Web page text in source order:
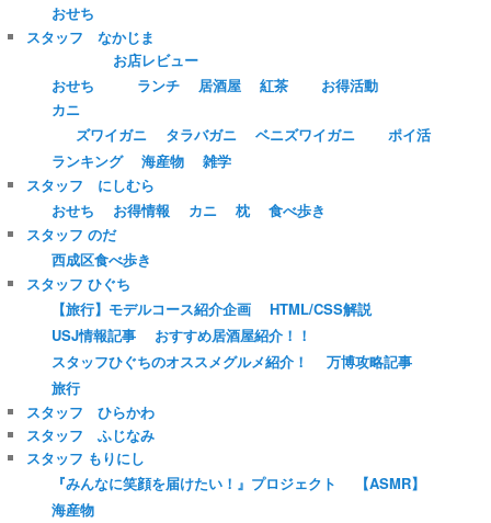
おせち
スタッフ なかじま
おせち
お店レビュー
ランチ
居酒屋 紅茶
お得活動
カニ
ズワイガニ
タラバガニ ベニズワイガニ
ポイ活
ランキング
海産物
雑学
スタッフ にしむら
おせち
お得情報 カニ 枕
食べ歩き
スタッフ のだ
西成区食べ歩き
スタッフ ひぐち
【旅行】モデルコース紹介企画
HTML/CSS解説
USJ情報記事
おすすめ居酒屋紹介！！
スタッフひぐちのオススメグルメ紹介！
万博攻略記事
旅行
スタッフ ひらかわ
スタッフ ふじなみ
スタッフ もりにし
『みんなに笑顔を届けたい！』プロジェクト
【ASMR】
海産物